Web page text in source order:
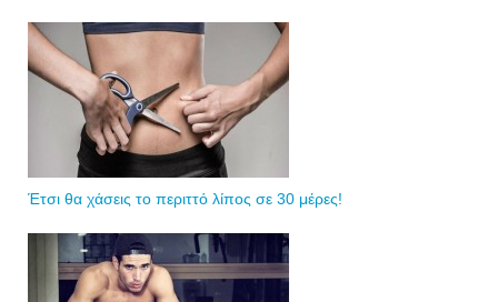
Έτσι θα χάσεις το περιττό λίπος σε 30 μέρες!